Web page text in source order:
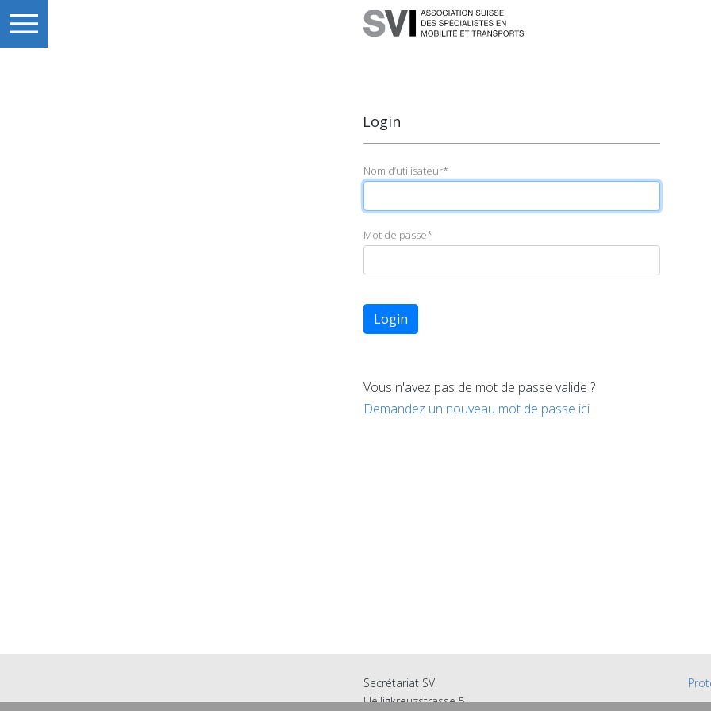
Login
Nom d’utilisateur*
Mot de passe*
Login
Vous n'avez pas de mot de passe valide ?
Demandez un nouveau mot de passe ici
Secrétariat SVI
Heiligkreuzstrasse 5